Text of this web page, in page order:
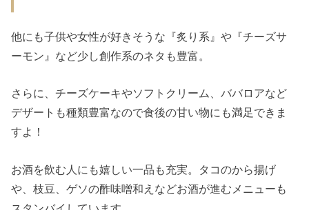
他にも子供や女性が好きそうな『炙り系』や『チーズサ
ーモン』など少し創作系のネタも豊富。
さらに、チーズケーキやソフトクリーム、ババロアなど
デザートも種類豊富なので食後の甘い物にも満足できま
すよ！
お酒を飲む人にも嬉しい一品も充実。タコのから揚げ
や、枝豆、ゲソの酢味噌和えなどお酒が進むメニューも